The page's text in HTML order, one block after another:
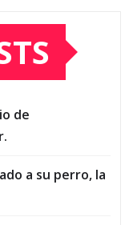
de
a su perro, la